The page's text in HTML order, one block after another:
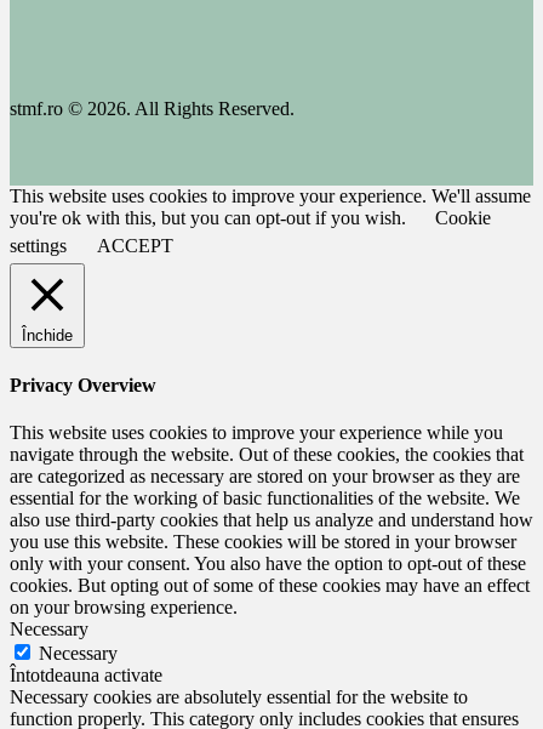
stmf.ro © 2026. All Rights Reserved.
This website uses cookies to improve your experience. We'll assume
you're ok with this, but you can opt-out if you wish.
Cookie
settings
ACCEPT
Închide
Privacy Overview
This website uses cookies to improve your experience while you
navigate through the website. Out of these cookies, the cookies that
are categorized as necessary are stored on your browser as they are
essential for the working of basic functionalities of the website. We
also use third-party cookies that help us analyze and understand how
you use this website. These cookies will be stored in your browser
only with your consent. You also have the option to opt-out of these
cookies. But opting out of some of these cookies may have an effect
on your browsing experience.
Necessary
Necessary
Întotdeauna activate
Necessary cookies are absolutely essential for the website to
function properly. This category only includes cookies that ensures